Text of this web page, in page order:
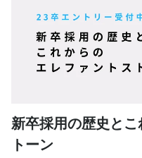
新卒採用の歴史と
トーン